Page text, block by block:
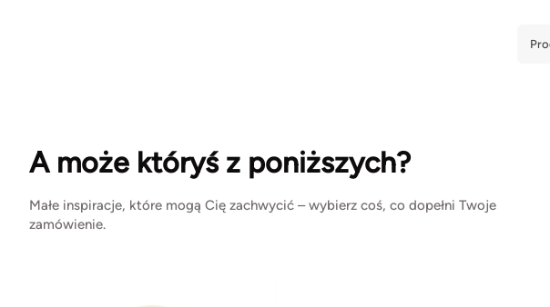
A może któryś z poniższych?
Małe inspiracje, które mogą Cię zachwycić – wybierz coś, co dopełni Twoje
zamówienie.